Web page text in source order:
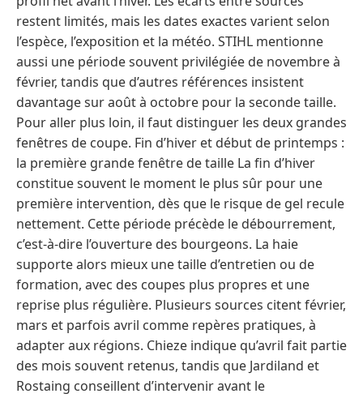
restent limités, mais les dates exactes varient selon
l’espèce, l’exposition et la météo. STIHL mentionne
aussi une période souvent privilégiée de novembre à
février, tandis que d’autres références insistent
davantage sur août à octobre pour la seconde taille.
Pour aller plus loin, il faut distinguer les deux grandes
fenêtres de coupe. Fin d’hiver et début de printemps :
la première grande fenêtre de taille La fin d’hiver
constitue souvent le moment le plus sûr pour une
première intervention, dès que le risque de gel recule
nettement. Cette période précède le débourrement,
c’est-à-dire l’ouverture des bourgeons. La haie
supporte alors mieux une taille d’entretien ou de
formation, avec des coupes plus propres et une
reprise plus régulière. Plusieurs sources citent février,
mars et parfois avril comme repères pratiques, à
adapter aux régions. Chieze indique qu’avril fait partie
des mois souvent retenus, tandis que Jardiland et
Rostaing conseillent d’intervenir avant le